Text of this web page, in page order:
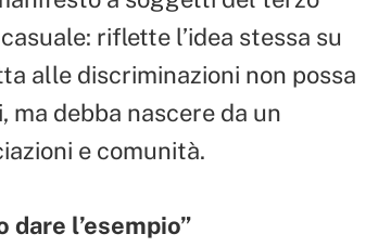
riflette l’idea stessa su
alle discriminazioni non possa
debba nascere da un
e comunità.
l’esempio”